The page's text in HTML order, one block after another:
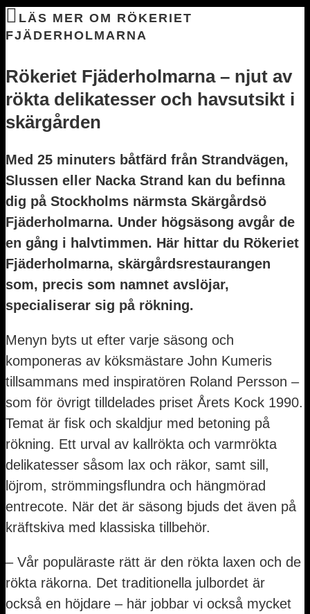
LÄS MER OM RÖKERIET
FJÄDERHOLMARNA
Rökeriet Fjäderholmarna – njut av
rökta delikatesser och havsutsikt i
skärgården
Med 25 minuters båtfärd från Strandvägen,
Slussen eller Nacka Strand kan du befinna
dig på Stockholms närmsta Skärgårdsö
Fjäderholmarna. Under högsäsong avgår de
en gång i halvtimmen. Här hittar du Rökeriet
Fjäderholmarna, skärgårdsrestaurangen
som, precis som namnet avslöjar,
specialiserar sig på rökning.
Menyn byts ut efter varje säsong och
komponeras av köksmästare John Kumeris
tillsammans med inspiratören Roland Persson –
som för övrigt tilldelades priset Årets Kock 1990.
Temat är fisk och skaldjur med betoning på
rökning. Ett urval av kallrökta och varmrökta
delikatesser såsom lax och räkor, samt sill,
löjrom, strömmingsflundra och hängmörad
entrecote. När det är säsong bjuds det även på
kräftskiva med klassiska tillbehör.
– Vår populäraste rätt är den rökta laxen och de
rökta räkorna. Det traditionella julbordet är
också en höjdare – här jobbar vi också mycket